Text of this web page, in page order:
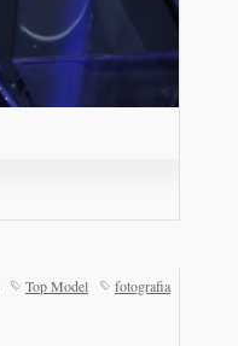
Top Model fotografia